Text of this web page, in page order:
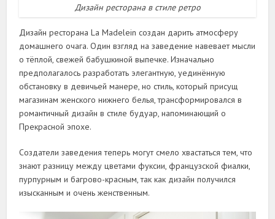
Дизайн ресторана в стиле ретро
Дизайн ресторана La Madelein создан дарить атмосферу
домашнего очага. Один взгляд на заведение навевает мысли
о тёплой, свежей бабушкиной выпечке. Изначально
предполагалось разработать элегантную, уединённую
обстановку в девичьей манере, но стиль, который присущ
магазинам женского нижнего белья, трансформировался в
романтичный дизайн в стиле будуар, напоминающий о
Прекрасной эпохе.
Создатели заведения теперь могут смело хвастаться тем, что
знают разницу между цветами фуксии, французской фиалки,
пурпурным и багрово-красным, так как дизайн получился
изысканным и очень женственным.